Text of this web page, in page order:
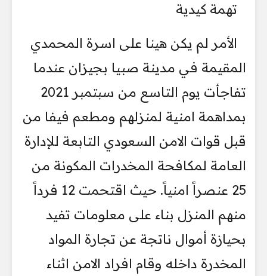
تهمة كيدية
الأمر لم يكن هينا على اسرة المحمدي
المقيمة في مدينة صبيا بجيزان عندما
‏تفاجأت يوم التاسع من سبتمبر ‏‏2021
بمداهمة امنية لمنزلهم ومطعم فيفا من
‏قبل قوات الامن السعودي التابعة للإدارة
العامة لمكافحة ‏المخدرات المكونة من
‏‏25 عنصراً امنياً. حيث اقتحمت 12 فرداً
منهم المنزل بناء على معلومات تفيد
‏بحيازة ‏أموال ناتجة عن تجارة المواد
المخدرة داخله وقام افراد الامن اثناء